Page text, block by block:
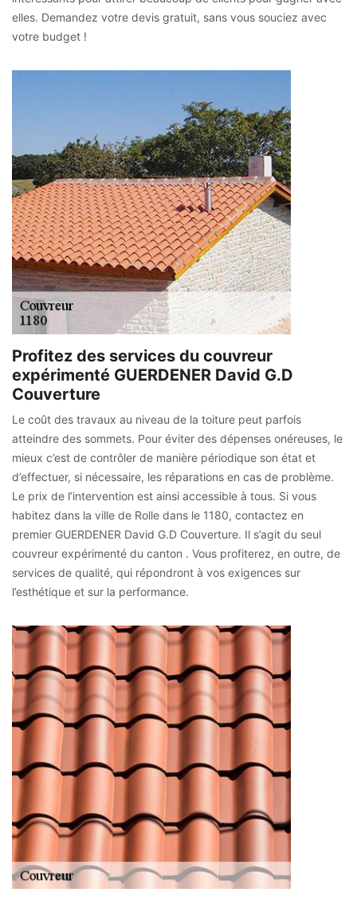
elles. Demandez votre devis gratuit, sans vous souciez avec
votre budget !
Profitez des services du couvreur
expérimenté GUERDENER David G.D
Couverture
Le coût des travaux au niveau de la toiture peut parfois
atteindre des sommets. Pour éviter des dépenses onéreuses, le
mieux c’est de contrôler de manière périodique son état et
d’effectuer, si nécessaire, les réparations en cas de problème.
Le prix de l’intervention est ainsi accessible à tous. Si vous
habitez dans la ville de Rolle dans le 1180, contactez en
premier GUERDENER David G.D Couverture. Il s’agit du seul
couvreur expérimenté du canton . Vous profiterez, en outre, de
services de qualité, qui répondront à vos exigences sur
l’esthétique et sur la performance.